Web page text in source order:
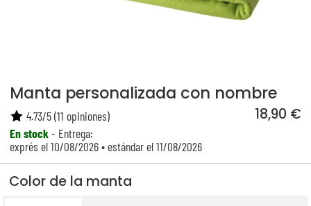
Manta personalizada con nombre
18,90 €
En stock- Entrega:
exprés el 10/08/2026 • estándar el 11/08/2026
4.73/5(11 opiniones)
Color de la manta